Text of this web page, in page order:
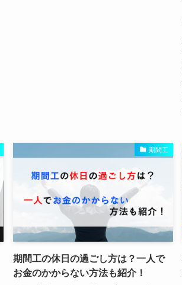
期間工
期間工の休日の過ごし方は？一人で
お金のかからない方法も紹介！